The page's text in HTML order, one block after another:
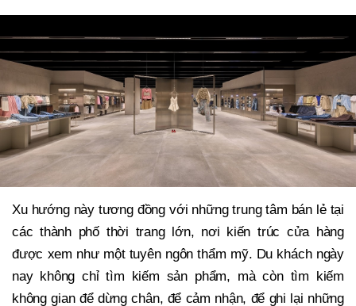
Xu hướng này tương đồng với những trung tâm bán lẻ tại
các thành phố thời trang lớn, nơi kiến trúc cửa hàng
được xem như một tuyên ngôn thẩm mỹ. Du khách ngày
nay không chỉ tìm kiếm sản phẩm, mà còn tìm kiếm
không gian để dừng chân, để cảm nhận, để ghi lại những